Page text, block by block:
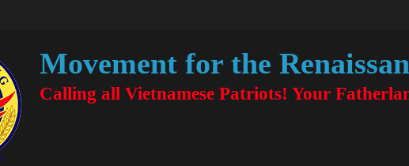
Movement for the
Calling all Vietnamese Patriots! Your